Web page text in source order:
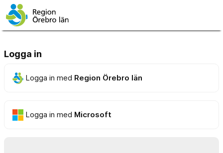
Logga in
Logga in med Region Örebro län
Logga in med Microsoft